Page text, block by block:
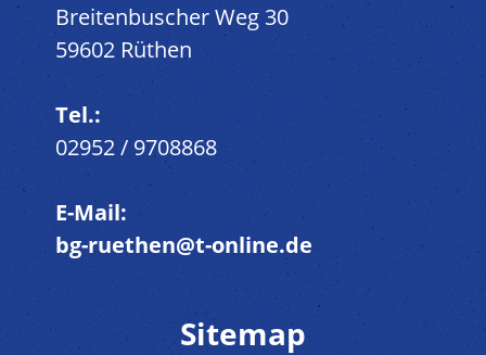
Breitenbuscher Weg 30
59602 Rüthen
Tel.:
02952 / 9708868
E-Mail:
bg-ruethen@t-online.de
Sitemap